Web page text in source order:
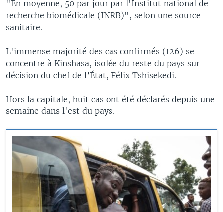
"En moyenne, 50 par jour par l'Institut national de
recherche biomédicale (INRB)", selon une source
sanitaire.
L'immense majorité des cas confirmés (126) se
concentre à Kinshasa, isolée du reste du pays sur
décision du chef de l’État, Félix Tshisekedi.
Hors la capitale, huit cas ont été déclarés depuis une
semaine dans l'est du pays.